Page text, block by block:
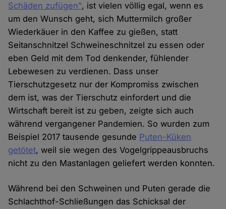
Schäden zufügen", ist vielen völlig egal, wenn es
um den Wunsch geht, sich Muttermilch großer
Wiederkäuer in den Kaffee zu gießen, statt
Seitanschnitzel Schweineschnitzel zu essen oder
eben Geld mit dem Tod denkender, fühlender
Lebewesen zu verdienen. Dass unser
Tierschutzgesetz nur der Kompromiss zwischen
dem ist, was der Tierschutz einfordert und die
Wirtschaft bereit ist zu geben, zeigte sich auch
während vergangener Pandemien. So wurden zum
Beispiel 2017 tausende gesunde Puten-Küken
getötet, weil sie wegen des Vogelgrippeausbruchs
nicht zu den Mastanlagen geliefert werden konnten.
Während bei den Schweinen und Puten gerade die
Schlachthof-Schließungen das Schicksal der